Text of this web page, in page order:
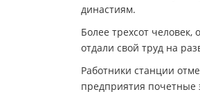
династиям.
Более трехсот
отдали свой труд на
Работники станции
предприятия